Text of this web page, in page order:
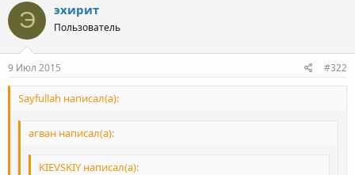
Э эхирит
Пользователь
9 Июл 2015 #322
Sayfullah написал(а):
агван написал(а):
KIEVSKIY написал(а):